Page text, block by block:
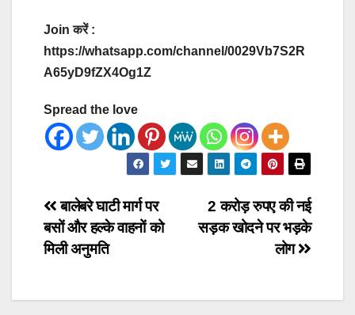
Join करें :
https://whatsapp.com/channel/0029Vb7S2R
A65yD9fZX4Og1Z
Spread the love
Post
navigation
2 करोड़ रुपए की नई
सड़क खोदने पर भड़के
लोग
बालेबरे घाटी मार्ग पर
बसों और हल्के वाहनों को
मिली अनुमति